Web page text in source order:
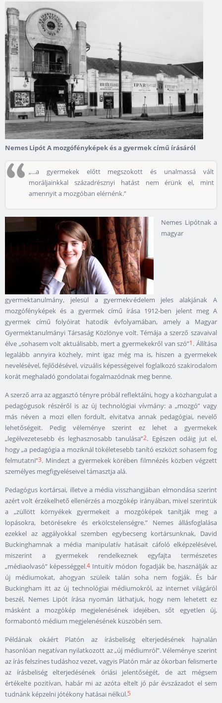
Nemes Lipót A mozgófényképek és a gyermek című írásáról
„...a gyermekek előtt megszokott és unalmassá vált
moráljainkkal századrésznyi hatást nem érünk el, mint
amennyit a mozgóban elérnénk.”
Nemes Lipótnak a
magyar
gyermektanulmány, jelesül a gyermekvédelem jeles alakjának A
mozgófényképek és a gyermek című írása 1912-ben jelent meg A
gyermek című folyóirat hatodik évfolyamában, amely a Magyar
Gyermektanulmányi Társaság Közlönye volt. Témája a szerző szavaival
élve „sohasem volt aktuálisabb, mert a gyermekekről van szó”1. Állítása
legalább annyira közhely, mint igaz még ma is, hiszen a gyermekek
nevelésével, fejlődésével, vizuális képességeivel foglalkozó szakirodalom
korát meghaladó gondolatai fogalmazódnak meg benne.
A szerző arra az aggasztó tényre próbál reflektálni, hogy a közhangulat a
pedagógusok részéről is az új technológiai vívmány: a „mozgó” vagy
más néven a mozi ellen fordult, elvitatva annak pedagógiai, nevelő
lehetőségeit. Pedig véleménye szerint ez lehet a gyermekek
„legélvezetesebb és leghasznosabb tanulása”2. Egészen odáig jut el,
hogy „a pedagógia a moziknál tökéletesebb tanító eszközt sohasem fog
felmutatni”3. Mindezt a gyermekek körében filmnézés közben végzett
személyes megfigyeléseivel támasztja alá.
Pedagógus kortársai, illetve a média visszhangjában elmondása szerint
azért volt érzékelhető ellenérzés a mozgókép irányában, mivel szerintük
a „züllött környékek gyermekeit a mozgóképek tanítják meg a
lopásokra, betörésekre és erkölcstelenségre.” Nemes állásfoglalása
ezekkel az aggályokkal szemben egybecseng kortársunknak, David
Buckinghamnak a média manipulatív hatásait cáfoló elképzelésével,
miszerint a gyermekek rendelkeznek egyfajta természetes
„médiaolvasó” képességgel.4 Intuitív módon fogadják be, használják az
új médiumokat, ahogyan szüleik talán soha nem fogják. És bár
Buckingham itt az új technológiai médiumokról, az internet világáról
beszél, Nemes Lipót írása nyomán láthatjuk, hogy nem lehetett ez
másként a mozgókép megjelenésének idejében, sőt egyetlen új,
formabontó médium megjelenésének küszöbén sem.
Példának okáért Platón az írásbeliség elterjedésének hajnalán
hasonlóan negatívan nyilatkozott az „új médiumról”. Véleménye szerint
az írás felszínes tudáshoz vezet, vagyis Platón már az ókorban felismerte
az írásbeliség elterjedésének óriási jelentőségét, de azt mégsem
értékelte pozitívan, habár mi az azóta eltelt jó pár évszázadot el sem
tudnánk képzelni jótékony hatásai nélkül.5